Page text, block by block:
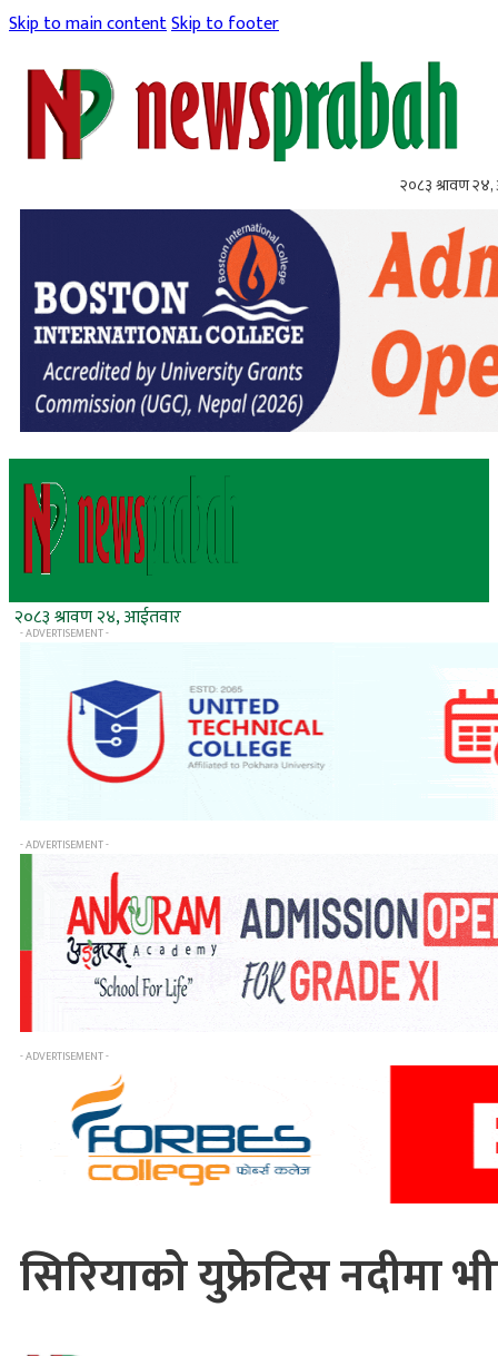
Skip to main contentSkip to footer
२०८३ श्रावण
२०८३ श्रावण २४, आईतवार
- ADVERTISEMENT -
- ADVERTISEMENT -
- ADVERTISEMENT -
सिरियाको युफ्रेटिस नदीमा